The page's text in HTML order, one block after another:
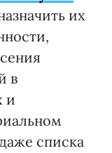
их
в
и
списка